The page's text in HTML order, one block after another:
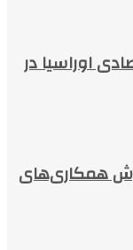
اوراسیا در
همکاری‌های